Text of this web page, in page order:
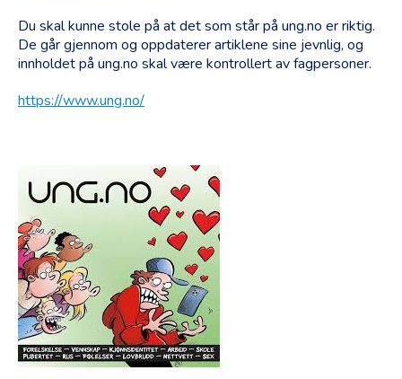
Du skal kunne stole på at det som står på ung.no er riktig.
De går gjennom og oppdaterer artiklene sine jevnlig, og
innholdet på ung.no skal være kontrollert av fagpersoner.
https://www.ung.no/